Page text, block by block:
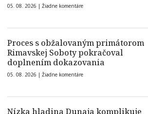
05. 08. 2026 | Žiadne komentáre
Proces s obžalovaným primátorom
Rimavskej Soboty pokračoval
doplnením dokazovania
05. 08. 2026 | Žiadne komentáre
Nízka hladina Dunaja komplikuje